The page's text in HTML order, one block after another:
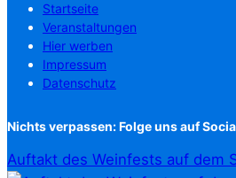
Startseite
Veranstaltungen
Hier werben
Impressum
Datenschutz
Nichts verpassen: Folge uns auf
Auftakt des Weinfests auf dem